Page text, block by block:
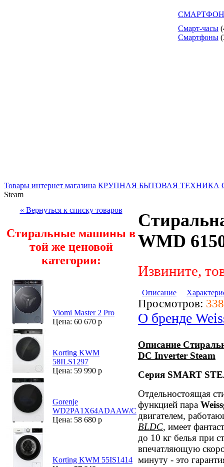
Смарт-часы
Смартфоны
Товары интернет магазина КРУПНАЯ БЫТОВАЯ ТЕХНИКА
Steam
« Вернуться к списку товаров
Стиральные машины в
той же ценовой
категории:
Viomi Master 2 Pro
Цена: 60 670 р
Korting KWM
58ILS1297
Цена: 59 990 р
Gorenje
WD2PA1X64ADAAW/C
Цена: 58 680 р
Korting KWM 55IS1414
WMD
Извините,
Описание
Просмотров: 338
О бренде
Описание
DC Inverter Steam
Серия SMART
Отдельностоящая
функцией пара
двигателем,
BLDC, имеет
до 10 кг белья при
впечатляющую
минуту - это